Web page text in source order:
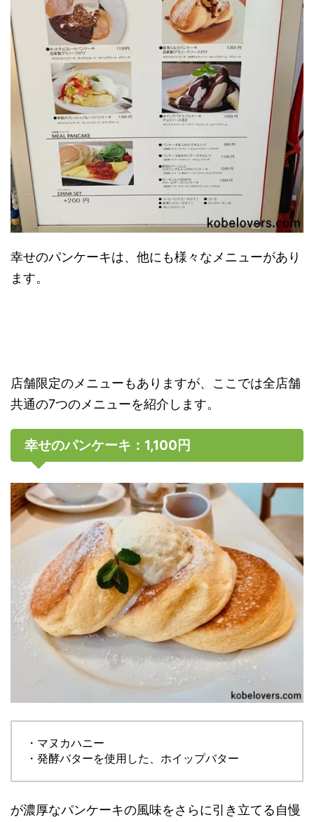
幸せのパンケーキは、他にも様々なメニューがあり
ます。
店舗限定のメニューもありますが、ここでは全店舗
共通の7つのメニューを紹介します。
幸せのパンケーキ：1,100円
・マヌカハニー
・発酵バターを使用した、ホイップバター
が濃厚なパンケーキの風味をさらに引き立てる自慢